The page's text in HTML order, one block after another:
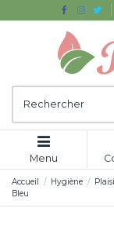
Menu
Accueil Hygiène
Bleu